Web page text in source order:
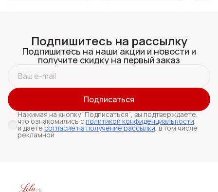
Подпишитесь на рассылку
Подпишитесь на наши акции и новости и
получите скидку на первый заказ
Подписаться
Нажимая на кнопку “Подписаться“, вы подтверждаете,
что ознакомились сполитикой конфиденциальности,
и даете согласие на получение рассылки, в том числе
рекламной